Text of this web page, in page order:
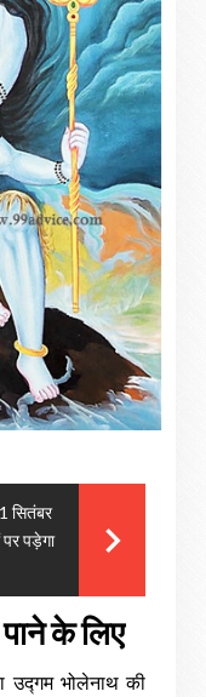
सितंबर
पड़ेगा
पानेकेलिए
उद्गम भोलेनाथ की